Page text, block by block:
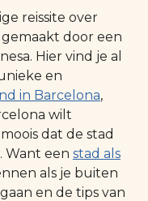
reissite over
door een
Hier vind je al
en
in Barcelona,
wilt
dat de stad
Want een stad als
als je buiten
en de tips van